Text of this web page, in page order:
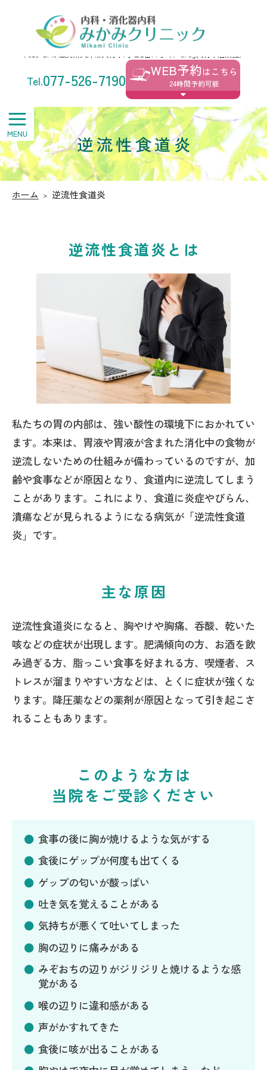
みかみクリニック
〒520-2145 滋賀県大津市大将軍1丁目2番14号（V･drug大将軍店隣接）
077-526-7190 WEB予約はこちら
24時間予約可能
ホーム 逆流性食道炎
逆流性食道炎
逆流性食道炎とは
私たちの胃の内部は、強い酸性の環境下におかれてい
ます。本来は、胃液や胃液が含まれた消化中の食物が
逆流しないための仕組みが備わっているのですが、加
齢や食事などが原因となり、食道内に逆流してしまう
ことがあります。これにより、食道に炎症やびらん、
潰瘍などが見られるようになる病気が「逆流性食道
炎」です。
主な原因
逆流性食道炎になると、胸やけや胸痛、呑酸、乾いた
咳などの症状が出現します。肥満傾向の方、お酒を飲
み過ぎる方、脂っこい食事を好まれる方、喫煙者、ス
トレスが溜まりやすい方などは、とくに症状が強くな
ります。降圧薬などの薬剤が原因となって引き起こさ
れることもあります。
このような方は
当院をご受診ください
食事の後に胸が焼けるような気がする
食後にゲップが何度も出てくる
ゲップの匂いが酸っぱい
吐き気を覚えることがある
気持ちが悪くて吐いてしまった
胸の辺りに痛みがある
みぞおちの辺りがジリジリと焼けるような感
覚がある
喉の辺りに違和感がある
声がかすれてきた
食後に咳が出ることがある